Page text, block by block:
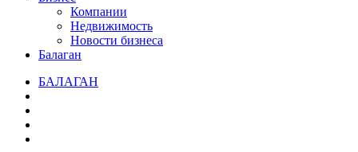
Компании
Недвижимость
Новости бизнеса
Балаган
БАЛАГАН